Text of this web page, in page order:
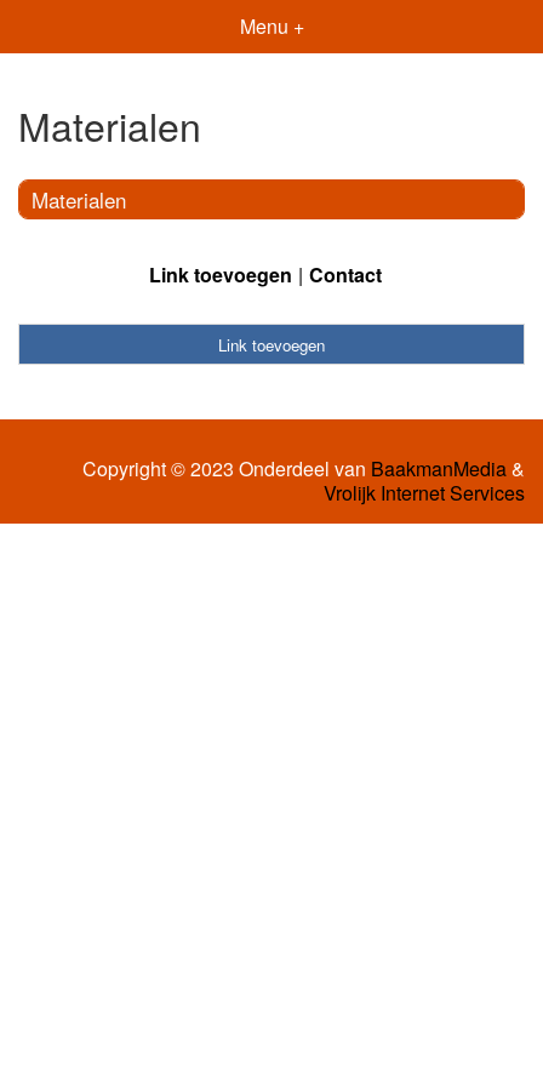
Menu +
Materialen
Materialen
Link toevoegen Contact
Link toevoegen
Copyright © 2023 Onderdeel van BaakmanMedia&
Vrolijk Internet Services